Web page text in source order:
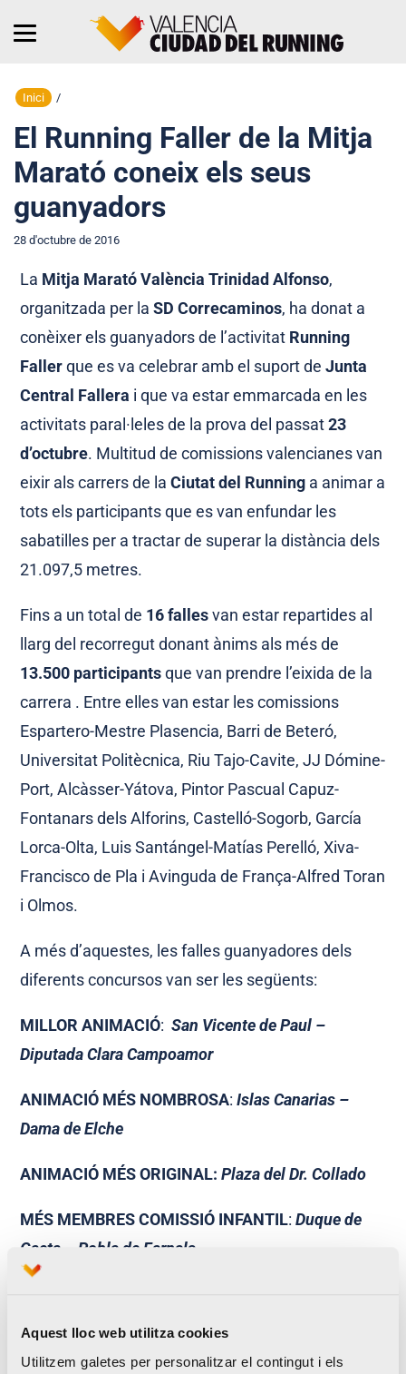
Aquest lloc web utilitza cookies
Utilitzem galetes per personalitzar el contingut i els
Inici /
El Running Faller de la Mitja
Marató coneix els seus
guanyadors
28 d'octubre de 2016
La Mitja Marató València Trinidad Alfonso,
organitzada per laSD Correcaminos, ha donat a
conèixer els guanyadors de l’activitat Running
Fallerque es va celebrar amb el suport deJunta
Central Fallera i que va estar emmarcada en les
activitats paral·leles de la prova del passat23
d’octubre. Multitud de comissions valencianes van
eixir als carrers de laCiutat del Running a animar a
tots els participants que es van enfundar les
sabatilles per a tractar de superar la distància dels
21.097,5 metres.
Fins a un total de 16 fallesvan estar repartides al
llarg del recorregut donant ànims als més de
13.500 participantsque van prendre l’eixida de la
carrera . Entre elles van estar les comissions
Espartero-Mestre Plasencia, Barri de Beteró,
Universitat Politècnica, Riu Tajo-Cavite, JJ Dómine-
Port, Alcàsser-Yátova, Pintor Pascual Capuz-
Fontanars dels Alforins, Castelló-Sogorb, García
Lorca-Olta, Luis Santángel-Matías Perelló, Xiva-
Francisco de Pla i Avinguda de França-Alfred Toran
i Olmos.
A més d’aquestes, les falles guanyadores dels
diferents concursos van ser les següents:
MILLOR ANIMACIÓ: San Vicente de Paul –
Diputada Clara Campoamor
ANIMACIÓ MÉS NOMBROSA:Islas Canarias –
Dama de Elche
ANIMACIÓ MÉS ORIGINAL: Plaza del Dr. Collado
MÉS MEMBRES COMISSIÓ INFANTIL:Duque de
Gaeta – Pobla de Farnals
Aconseguix la teua fotografia i el teu diploma